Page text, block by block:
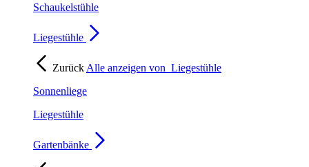
Schaukelstühle
Liegestühle
Zurück Alle anzeigen von Liegestühle
Sonnenliege
Liegestühle
Gartenbänke